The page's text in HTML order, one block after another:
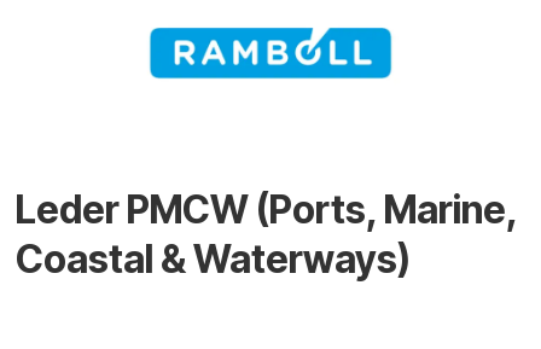
Leder PMCW (Ports, Marine,
Coastal & Waterways)